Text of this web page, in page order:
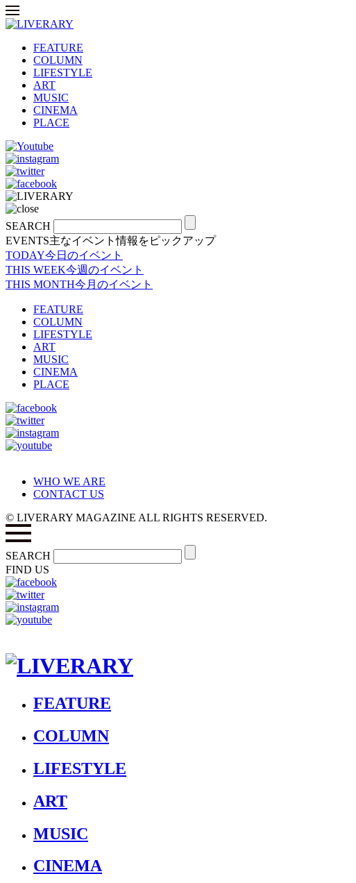
FEATURE
COLUMN
LIFESTYLE
ART
MUSIC
CINEMA
PLACE
SEARCH
EVENTS主なイベント情報をピックアップ
TODAY今日のイベント
THIS WEEK今週のイベント
THIS MONTH今月のイベント
FEATURE
COLUMN
LIFESTYLE
ART
MUSIC
CINEMA
PLACE
WHO WE ARE
CONTACT US
© LIVERARY MAGAZINE ALL RIGHTS RESERVED.
SEARCH
FIND US
FEATURE
COLUMN
LIFESTYLE
ART
MUSIC
CINEMA